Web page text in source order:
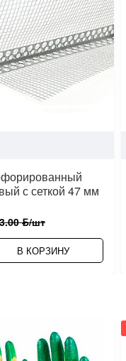
с сеткой 47 мм
3.00 ƃ/шт
В КОРЗИНУ